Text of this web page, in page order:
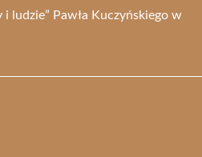
ludzie” Pawła Kuczyńskiego w